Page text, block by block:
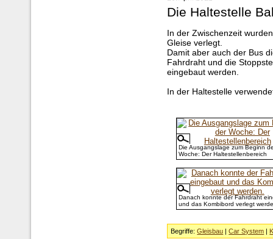
Die Haltestelle
In der Zwischenzeit
Gleise verlegt.
Damit aber auch der Bus
Fahrdraht und die
eingebaut werden.
In der Haltestelle
Die Ausgangslage zum Beginn
Woche: Der Haltestellenbereich
Danach konnte der Fahrdraht
und das Kombibord verlegt
Begriffe:Gleisbau |Car System |